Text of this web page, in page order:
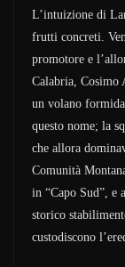
L’intuizione di
frutti concreti.
promotore e
Calabria, Cosimo
un volano
questo nome; la
che allora
Comunità
in “Capo Sud”, e
storico
custodiscono